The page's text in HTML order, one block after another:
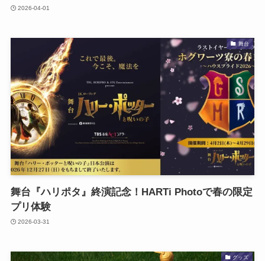
2026-04-01
舞台
舞台『ハリポタ』終演記念！HARTi Photoで春の限定
プリ体験
2026-03-31
グッズ